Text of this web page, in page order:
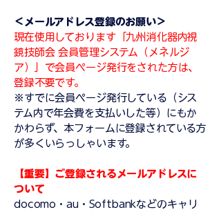
＜メールアドレス登録のお願い＞
現在使用しております「九州消化器内視
鏡技師会 会員管理システム（メネルジ
ア）」で会員ページ発行をされた方は、
登録不要です。
※すでに会員ページ発行している（シス
テム内で年会費を支払いした等）にもか
かわらず、本フォームに登録されている方
が多くいらっしゃいます。
【重要】ご登録されるメールアドレスに
ついて
docomo・au・Softbankなどのキャリ